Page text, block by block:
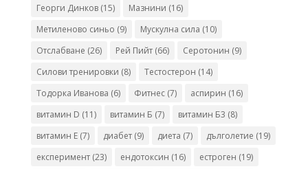
Георги Динков(15) Мазнини (16)
Метиленово синьо (9) Мускулна сила (10)
Отслабване (26) Рей Пийт(66) Серотонин (9)
Силови тренировки (8) Тестостерон (14)
Тодорка Иванова (6) Фитнес(7) аспирин (16)
витамин D (11) витамин Б (7) витамин Б3 (8)
витамин Е(7) диабет(9) диета (7) дълголетие (19)
експеримент(23) ендотоксин (16) естроген (19)